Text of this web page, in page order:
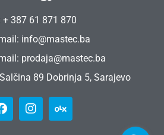
+ 387 61 871 870
info@mastec.ba
prodaja@mastec.ba
89 Dobrinja 5, Sarajevo